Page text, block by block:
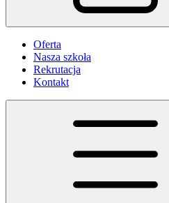
Oferta
Nasza szkoła
Rekrutacja
Kontakt